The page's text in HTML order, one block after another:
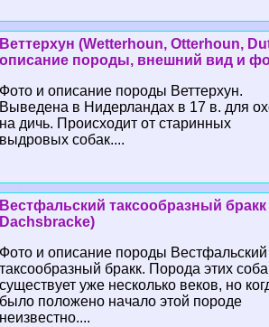
Веттерхун (Wetterhoun, Otterhoun,
описание породы, внешний вид и
Фото и описание породы Веттерхун.
Выведена в Нидерландах в 17 в. для
на дичь. Происходит от старинных
выдровых собак....
Вестфальский таксообразный
Dachsbracke)
Фото и описание породы Вестфальский
таксообразный бpaкк. Порода этих
существует уже несколько веков, но
было положено начало этой породе
неизвестно....